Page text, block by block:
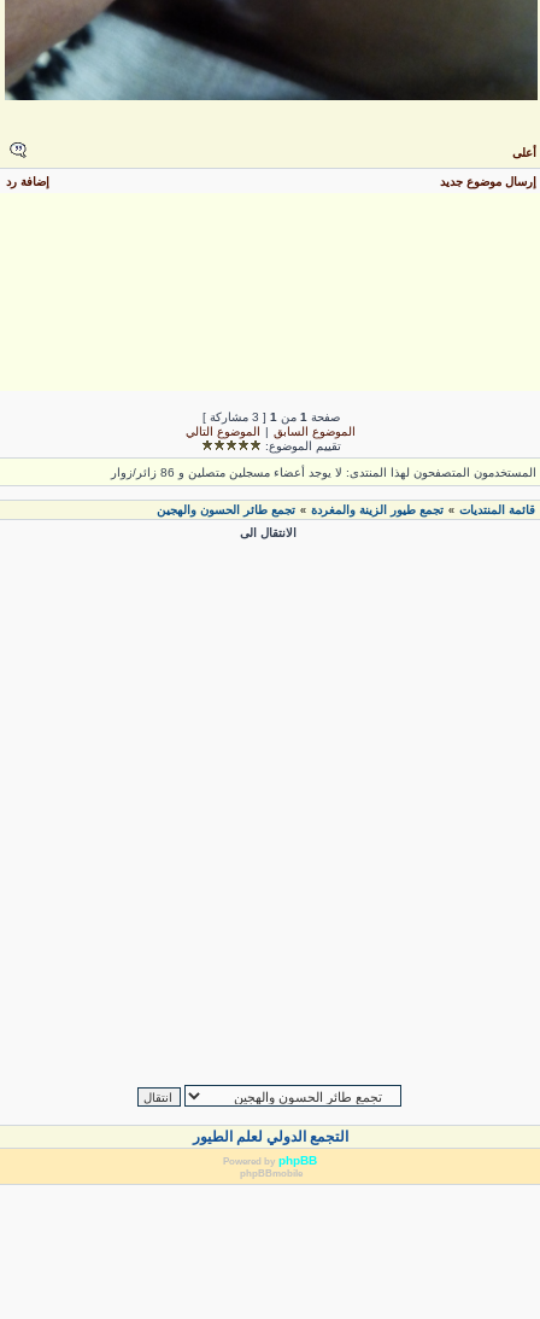
أعلى
إرسال موضوع جديد إضافة رد
صفحة1 من [ 3 مشاركة ]
الموضوع السابق| الموضوع التالي
تقييم الموضوع:
المستخدمون المتصفحون لهذا المنتدى: لا يوجد أعضاء مسجلين متصلين و 86 زائر/زوار
قائمة المنتديات» تجمع طيور الزينة والمغردة» تجمع طائر الحسون والهجين
الانتقال الى
التجمع الدولي لعلم الطيور
Powered byphpBB
phpBBmobile